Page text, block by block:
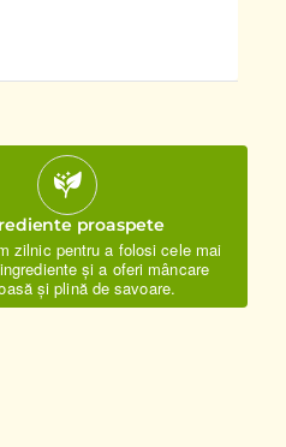
proaspete
zilnic pentru a folosi cele mai
și a oferi mâncare
și plină de savoare.